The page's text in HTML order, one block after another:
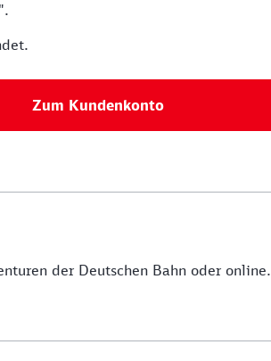
Zum Kundenkonto
der Deutschen Bahn oder online.